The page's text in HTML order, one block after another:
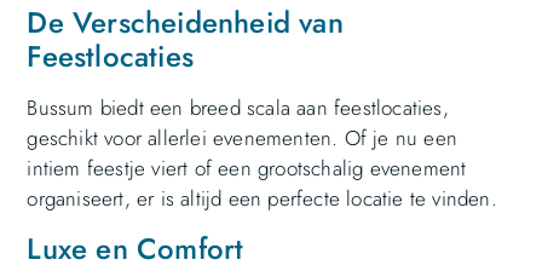
De Verscheidenheid van
Feestlocaties
Bussum biedt een breed scala aan feestlocaties,
geschikt voor allerlei evenementen. Of je nu een
intiem feestje viert of een grootschalig evenement
organiseert, er is altijd een perfecte locatie te vinden.
Luxe en Comfort